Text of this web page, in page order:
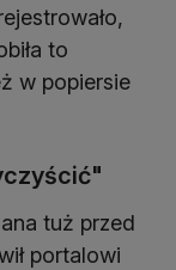
to
w popiersie
tuż przed
portalowi